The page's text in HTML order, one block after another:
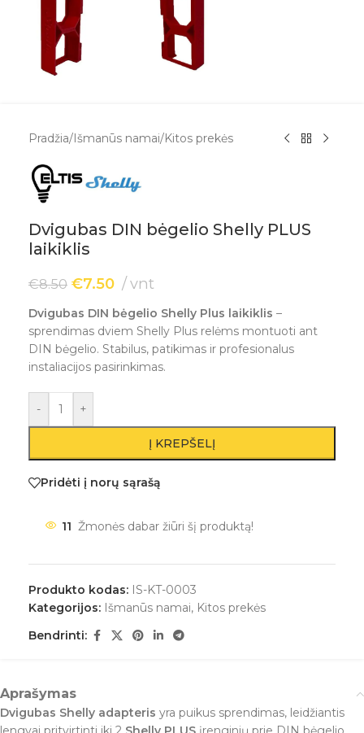
Pradžia/Išmanūs namai/Kitos prekės
Dvigubas DIN bėgelio Shelly PLUS
laikiklis
€8.50 €7.50 vnt
Dvigubas DIN bėgelio Shelly Plus laikiklis –
sprendimas dviem Shelly Plus relėms montuoti ant
DIN bėgelio. Stabilus, patikimas ir profesionalus
instaliacijos pasirinkimas.
- +
Į KREPŠELĮ
Pridėti į norų sąrašą
11 Žmonės dabar žiūri šį produktą!
Produkto kodas: IS-KT-0003
Kategorijos: Išmanūs namai, Kitos prekės
Bendrinti:
Aprašymas
Dvigubas Shelly adapteris yra puikus sprendimas, leidžiantis